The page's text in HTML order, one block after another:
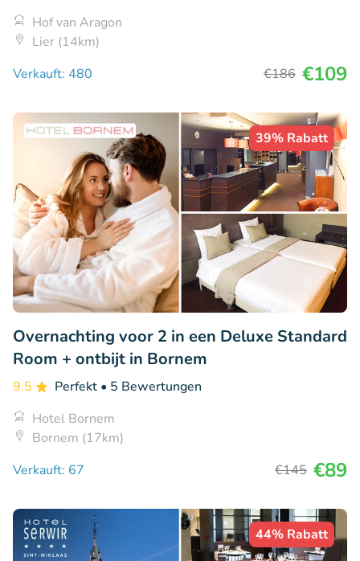
Hof van Aragon
Lier (14km)
Verkauft: 480
€186 €109
39% Rabatt
Overnachting voor 2 in een Deluxe Standard
Room + ontbijt in Bornem
9.5 Perfekt • 5 Bewertungen
Hotel Bornem
Bornem (17km)
Verkauft: 67
€145 €89
44% Rabatt